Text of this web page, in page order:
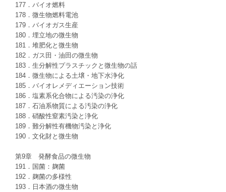
177．バイオ燃料
178．微生物燃料電池
179．バイオガス生産
180．埋立地の微生物
181．堆肥化と微生物
182．ガス田・油田の微生物
183．生分解性プラスチックと微生物の話
184．微生物による土壌・地下水浄化
185．バイオレメディエーション技術
186．塩素系化合物による汚染の浄化
187．石油系物質による汚染の浄化
188．硝酸性窒素汚染と浄化
189．難分解性有機物汚染と浄化
190．文化財と微生物
第9章 発酵食品の微生物
191．国菌：麹菌
192．麹菌の多様性
193．日本酒の微生物